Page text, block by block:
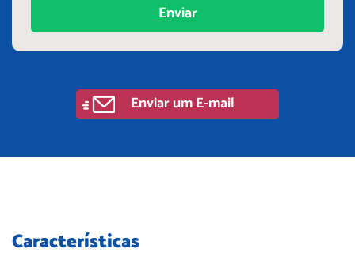
Enviar
Enviar um E-mail
Características